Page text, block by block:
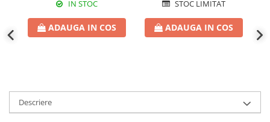
IN STOC
ADAUGA IN COS
STOC LIMITAT
ADAUGA IN COS
Descriere